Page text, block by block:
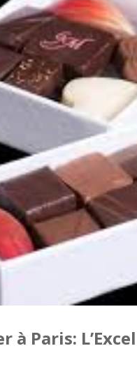
à Paris: